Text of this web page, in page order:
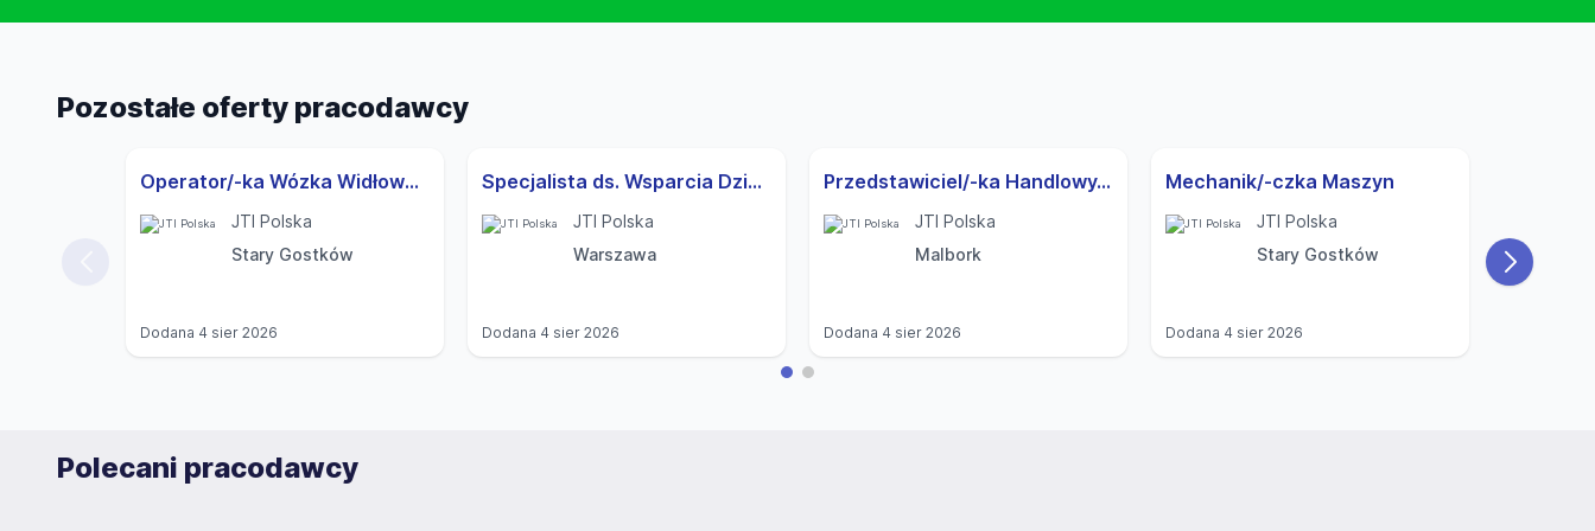
Pozostałe oferty pracodawcy
Operator/-ka Wózka Widłowego | Operator/-ka Waste Center
JTI Polska
Stary Gostków
Dodana 4 sier 2026
Specjalista ds. Wsparcia Działu Kontaktu z Konsumentami
JTI Polska
Warszawa
Dodana 4 sier 2026
Przedstawiciel/-ka Handlowy/-a
JTI Polska
Malbork
Dodana 4 sier 2026
Mechanik/-czka Maszyn
JTI Polska
Stary Gostków
Dodana 4 sier 2026
Polecani pracodawcy